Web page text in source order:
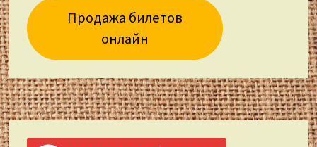
Продажа билетов
онлайн